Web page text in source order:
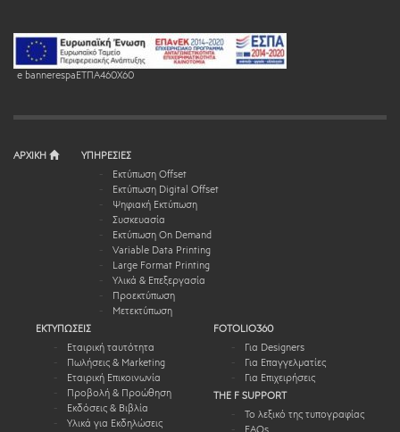
e bannerespaEΤΠΑ460X60
ΑΡΧΙΚΗ
ΥΠΗΡΕΣΙΕΣ
Εκτύπωση Offset
Εκτύπωση Digital Offset
Ψηφιακή Εκτύπωση
Συσκευασία
Εκτύπωση On Demand
Variable Data Printing
Large Format Printing
Υλικά & Επεξεργασία
Προεκτύπωση
Μετεκτύπωση
ΕΚΤΥΠΩΣΕΙΣ
Εταιρική ταυτότητα
Πωλήσεις & Marketing
Εταιρική Επικοινωνία
Προβολή & Προώθηση
Εκδόσεις & Βιβλία
Υλικά για Εκδηλώσεις
FOTOLIO360
Για Designers
Για Επαγγελματίες
Για Επιχειρήσεις
THE F SUPPORT
Το λεξικό της τυπογραφίας